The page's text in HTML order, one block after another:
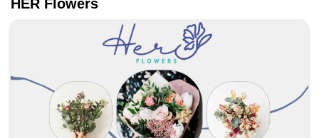
HER Flowers